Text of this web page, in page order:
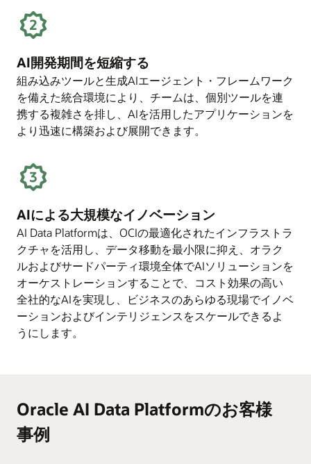
て
AI開発期間を短縮する
組み込みツールと生成AIエージェント・フレームワーク
を備えた統合環境により、チームは、個別ツールを連
携する複雑さを排し、AIを活用したアプリケーションを
より迅速に構築および展開できます。
AIによる大規模なイノベーション
AI Data Platformは、OCIの最適化されたインフラストラ
クチャを活用し、データ移動を最小限に抑え、オラク
ルおよびサードパーティ環境全体でAIソリューションを
オーケストレーションすることで、コスト効果の高い
全社的なAIを実現し、ビジネスのあらゆる現場でイノベ
ーションおよびインテリジェンスをスケールできるよ
うにします。
Oracle AI Data Platformのお客様
事例